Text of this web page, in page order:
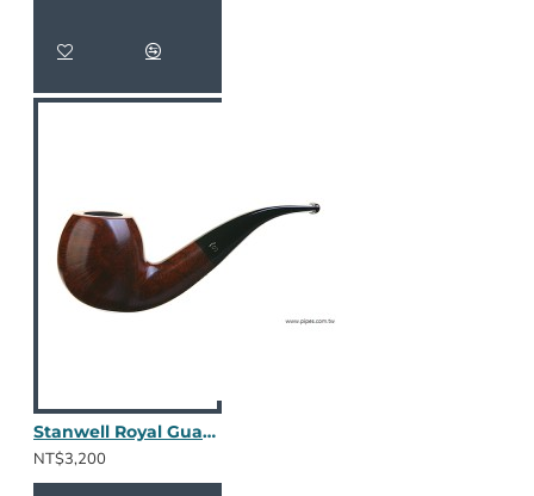
Stanwell Royal Guard 185 - 棕色光面
NT$3,200